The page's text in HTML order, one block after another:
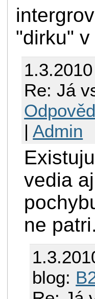
"dirku"
Re: Já
| Admin
vedia
ne
blog: